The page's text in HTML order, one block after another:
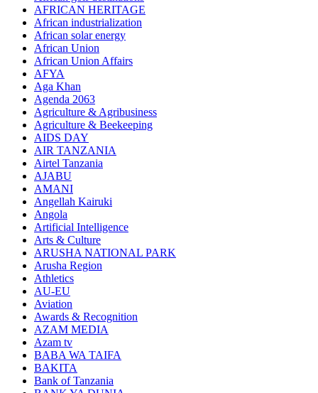
AFRICAN HERITAGE
African industrialization
African solar energy
African Union
African Union Affairs
AFYA
Aga Khan
Agenda 2063
Agriculture & Agribusiness
Agriculture & Beekeeping
AIDS DAY
AIR TANZANIA
Airtel Tanzania
AJABU
AMANI
Angellah Kairuki
Angola
Artificial Intelligence
Arts & Culture
ARUSHA NATIONAL PARK
Arusha Region
Athletics
AU-EU
Aviation
Awards & Recognition
AZAM MEDIA
Azam tv
BABA WA TAIFA
BAKITA
Bank of Tanzania